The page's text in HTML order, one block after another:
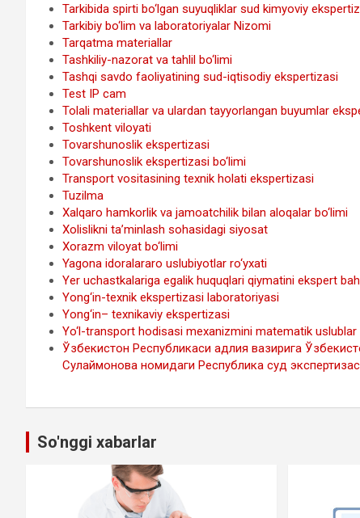
Tarkibida spirti bo‘lgan suyuqliklar sud kimyoviy
Tarkibiy bo‘lim va laboratoriyalar Nizomi
Tarqatma materiallar
Tashkiliy-nazorat va tahlil bo‘limi
Tashqi savdo faoliyatining sud-iqtisodiy ekspertizasi
Test IP cam
Tolali materiallar va ulardan tayyorlangan buyumlar
Toshkent viloyati
Tovarshunoslik ekspertizasi
Tovarshunoslik ekspertizasi bo‘limi
Transport vositasining texnik holati ekspertizasi
Tuzilma
Xalqaro hamkorlik va jamoatchilik bilan aloqalar bo‘limi
Xolislikni ta’minlash sohasidagi siyosat
Xorazm viloyat bo‘limi
Yagona idoralararo uslubiyotlar ro‘yxati
Yer uchastkalariga egalik huquqlari qiymatini ekspert
Yong‘in-texnik ekspertizasi laboratoriyasi
Yong‘in– texnikaviy ekspertizasi
Yo‘l-transport hodisasi mexanizmini matematik
Ўзбекистон Республикаси адлия вазирига
Сулаймонова номидаги Республика суд
So'nggi xabarlar